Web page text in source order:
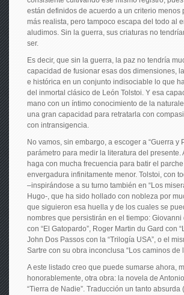
están definidos de acuerdo a un criterio menos
más realista, pero tampoco escapa del todo al
aludimos. Sin la guerra, sus criaturas no
ser.
Es decir, que sin la guerra, la paz no tendría
capacidad de fusionar esas dos dimensiones,
e histórica en un conjunto indisociable lo que
del inmortal clásico de León Tolstoi. Y esa
mano con un íntimo conocimiento de la
una gran capacidad para retratarla con
con intransigencia.
No vamos, sin embargo, a escoger a “Guerra y
parámetro para medir la literatura del presente.
haga con mucha frecuencia para batir el
envergadura infinitamente menor. Tolstoi, con
–inspirándose a su turno también en “Los
Hugo-, que ha sido hollado con nobleza por
que siguieron esa huella y de los cuales se
nombres que persistirán en el tiempo:
con “El Gatopardo”, Roger Martin du Gard con
John Dos Passos con la “Trilogía USA”, o el
Sartre con su obra inconclusa “Los caminos de
A este listado creo que puede sumarse ahora,
honorablemente, otra obra: la novela de
“Tierra de Nadie”. Traducción un tanto absurda